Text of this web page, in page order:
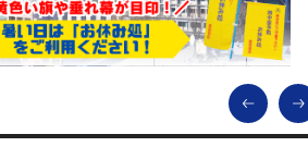
前